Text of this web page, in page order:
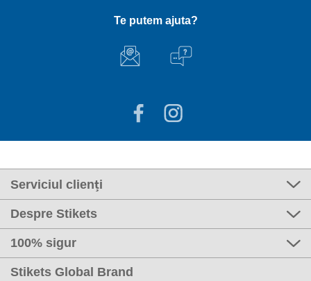
Te putem ajuta?
Serviciul clienți
Despre Stikets
100% sigur
Stikets Global Brand